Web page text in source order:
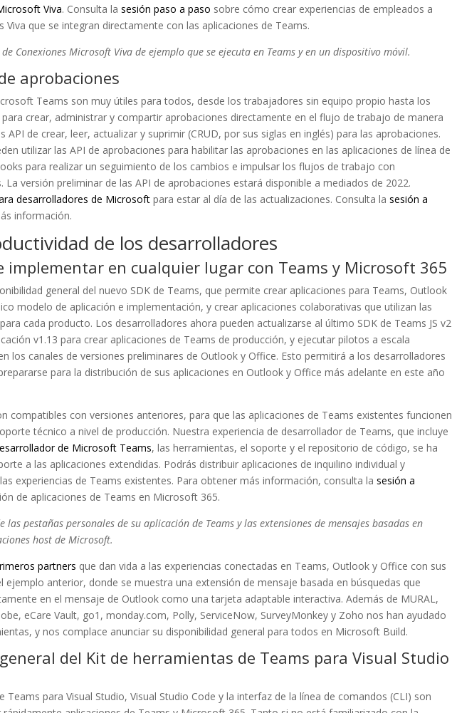
Viva. Consulta lasesión paso a paso sobre cómo crear experiencias de empleados a
Viva que se integran directamente con las aplicaciones de Teams.
Conexiones Microsoft Viva de ejemplo que se ejecuta en Teams y en un dispositivo móvil.
aprobaciones
Teams son muy útiles para todos, desde los trabajadores sin equipo propio hasta los
crear, administrar y compartir aprobaciones directamente en el flujo de trabajo de manera
API de crear, leer, actualizar y suprimir (CRUD, por sus siglas en inglés) para las aprobaciones.
utilizar las API de aprobaciones para habilitar las aprobaciones en las aplicaciones de línea de
para realizar un seguimiento de los cambios e impulsar los flujos de trabajo con
La versión preliminar de las API de aprobaciones estará disponible a mediados de 2022.
desarrolladores de Microsoft para estar al día de las actualizaciones. Consulta lasesión a
información.
de los desarrolladores
implementar en cualquier lugar con Teams y Microsoft 365
general del nuevo SDK de Teams, que permite crear aplicaciones para Teams, Outlook
modelo de aplicación e implementación, y crear aplicaciones colaborativas que utilizan las
cada producto. Los desarrolladores ahora pueden actualizarse al último SDK de Teams JS v2
v1.13 para crear aplicaciones de Teams de producción, y ejecutar pilotos a escala
los canales de versiones preliminares de Outlook y Office. Esto permitirá a los desarrolladores
para la distribución de sus aplicaciones en Outlook y Office más adelante en este año
compatibles con versiones anteriores, para que las aplicaciones de Teams existentes funcionen
técnico a nivel de producción. Nuestra experiencia de desarrollador de Teams, que incluye
de Microsoft Teams, las herramientas, el soporte y el repositorio de código, se ha
a las aplicaciones extendidas. Podrás distribuir aplicaciones de inquilino individual y
experiencias de Teams existentes. Para obtener más información, consulta lasesión a
de aplicaciones de Teams en Microsoft 365.
las pestañas personales de su aplicación de Teams y las extensiones de mensajes basadas en
host de Microsoft.
partners que dan vida a las experiencias conectadas en Teams, Outlook y Office con sus
ejemplo anterior, donde se muestra una extensión de mensaje basada en búsquedas que
en el mensaje de Outlook como una tarjeta adaptable interactiva. Además de MURAL,
eCare Vault, go1, monday.com, Polly, ServiceNow, SurveyMonkey y Zoho nos han ayudado
y nos complace anunciar su disponibilidad general para todos en Microsoft Build.
del Kit de herramientas de Teams para Visual Studio
Teams para Visual Studio, Visual Studio Code y la interfaz de la línea de comandos (CLI) son